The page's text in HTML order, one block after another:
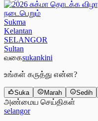
Sukma
Kelantan
SELANGOR
Sultan
வகைsukankini
உங்கள் கருத்து என்ன?
Suka Marah Sedih
அண்மைய செய்திகள்
selangor